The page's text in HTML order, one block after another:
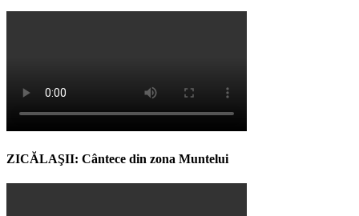
ZICĂLAŞII: Cântece din zona Muntelui